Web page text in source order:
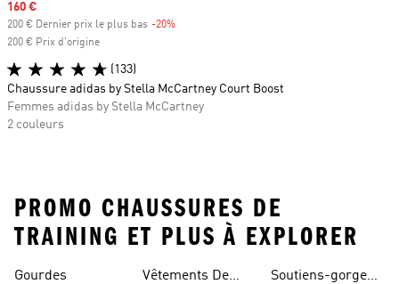
Prix soldé
160 €
200 € Dernier prix le plus bas -20%
200 € Prix d'origine
(133)
Chaussure adidas by Stella McCartney Court Boost
Femmes adidas by Stella McCartney
2 couleurs
PROMO CHAUSSURES DE
TRAINING ET PLUS À EXPLORER
Gourdes
Vêtements De
Soutiens-gorge